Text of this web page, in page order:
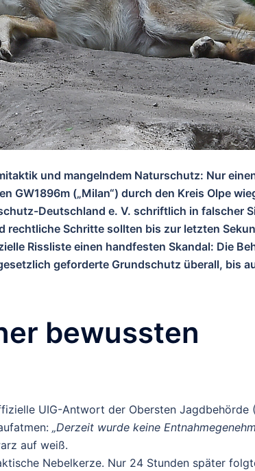
und mangelndem Naturschutz: Nur
GW1896m („Milan“) durch den Kreis Olpe
Deutschland e. V. schriftlich in falscher
rechtliche Schritte sollten bis zur letzten
Rissliste einen handfesten Skandal: Die
geforderte Grundschutz überall, bis
bewussten
UIG-Antwort der Obersten Jagdbehörde
„Derzeit wurde keine
auf weiß.
Nebelkerze. Nur 24 Stunden später